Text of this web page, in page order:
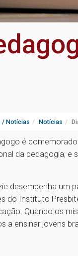
/ Notícias Notícias
é
da pedagogia,
desempenha um
do Instituto
Quando os
a ensinar jovens